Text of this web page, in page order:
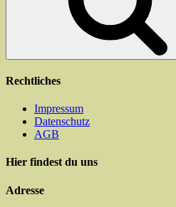
Rechtliches
Impressum
Datenschutz
AGB
Hier findest du uns
Adresse